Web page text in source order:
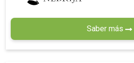
Saber más